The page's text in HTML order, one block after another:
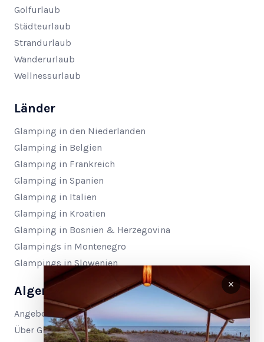
Golfurlaub
Städteurlaub
Strandurlaub
Wanderurlaub
Wellnessurlaub
Länder
Glamping in den Niederlanden
Glamping in Belgien
Glamping in Frankreich
Glamping in Spanien
Glamping in Italien
Glamping in Kroatien
Glamping in Bosnien & Herzegovina
Glampings in Montenegro
Glampings in Slowenien
Algemein
Angebote
Über Glamping4all